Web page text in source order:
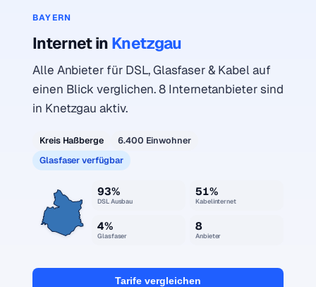
BAYERN
Internet in Knetzgau
Alle Anbieter für DSL, Glasfaser & Kabel auf
einen Blick verglichen. 8 Internetanbieter sind
in Knetzgau aktiv.
Kreis Haßberge
6.400 Einwohner
Glasfaser verfügbar
93%
DSL Ausbau
51%
Kabelinternet
4%
Glasfaser
8
Anbieter
Tarife vergleichen